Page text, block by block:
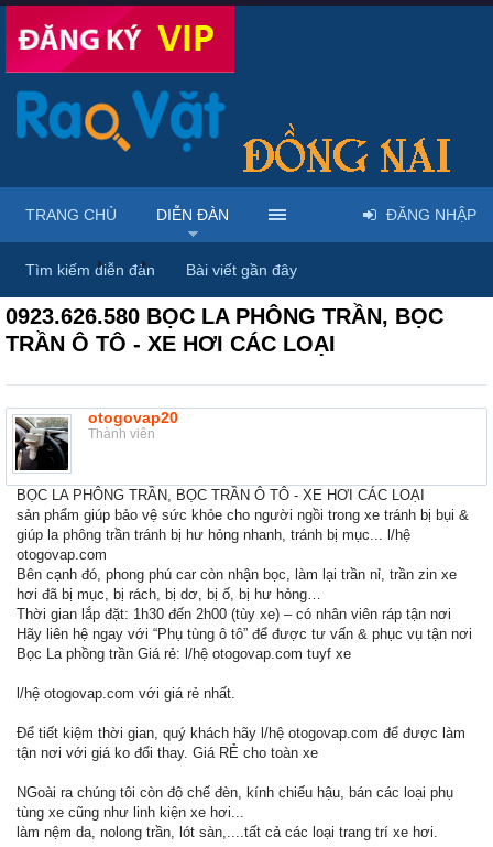
Diễn đàn ... Mua bán xe đạp, xe máy, ô tô
0923.626.580 BỌC LA PHÔNG TRẦN, BỌC
TRẦN Ô TÔ - XE HƠI CÁC LOẠI
otogovap20
Thành viên
BỌC LA PHÔNG TRẦN, BỌC TRẦN Ô TÔ - XE HƠI CÁC LOẠI
sản phẩm giúp bảo vệ sức khỏe cho người ngồi trong xe tránh bị bụi &
giúp la phông trần tránh bị hư hỏng nhanh, tránh bị mục... l/hệ
otogovap.com
Bên cạnh đó, phong phú car còn nhận bọc, làm lại trần nỉ, trần zin xe
hơi đã bị mục, bị rách, bị dơ, bị ố, bị hư hỏng…
Thời gian lắp đặt: 1h30 đến 2h00 (tùy xe) – có nhân viên ráp tận nơi
Hãy liên hệ ngay với “Phụ tùng ô tô” để được tư vấn & phục vụ tận nơi
Bọc La phồng trần Giá rẻ: l/hệ otogovap.com tuyf xe
l/hệ otogovap.com với giá rẻ nhất.
Để tiết kiệm thời gian, quý khách hãy l/hệ otogovap.com để được làm
tận nơi với giá ko đổi thay. Giá RẺ cho toàn xe
NGoài ra chúng tôi còn độ chế đèn, kính chiếu hậu, bán các loại phụ
tùng xe cũng như linh kiện xe hơi...
làm nệm da, nolong trần, lót sàn,....tất cả các loại trang trí xe hơi.
TRANG CHỦ DIỄN ĐÀN
Tìm kiếm diễn đàn Bài viết gần đây
ĐĂNG NHẬP